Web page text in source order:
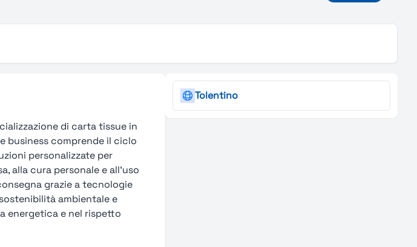
di carta tissue in
business comprende il ciclo
personalizzate per
alla cura personale e all’uso
grazie a tecnologie
ambientale e
energetica e nel rispetto
Tolentino